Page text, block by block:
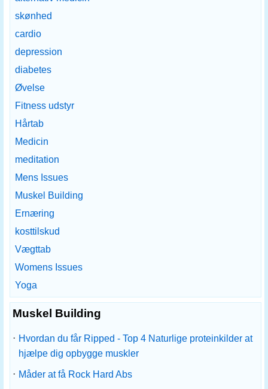
skønhed
cardio
depression
diabetes
Øvelse
Fitness udstyr
Hårtab
Medicin
meditation
Mens Issues
Muskel Building
Ernæring
kosttilskud
Vægttab
Womens Issues
Yoga
Muskel Building
· Hvordan du får Ripped - Top 4 Naturlige proteinkilder at
hjælpe dig opbygge muskler
· Måder at få Rock Hard Abs